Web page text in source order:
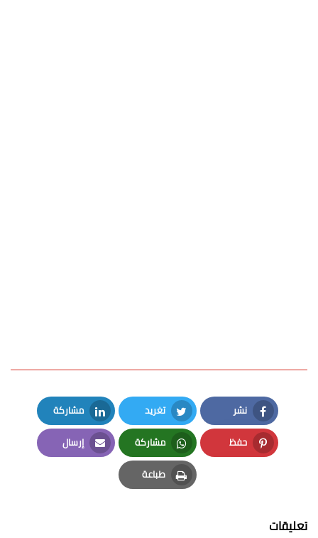
نشر
Facebook
تغريد
Twitter
مشاركة
LinkedIn
حفظ
Pinterest
مشاركة
Whatsapp
إرسال
Email
طباعة
Print
تعليقات